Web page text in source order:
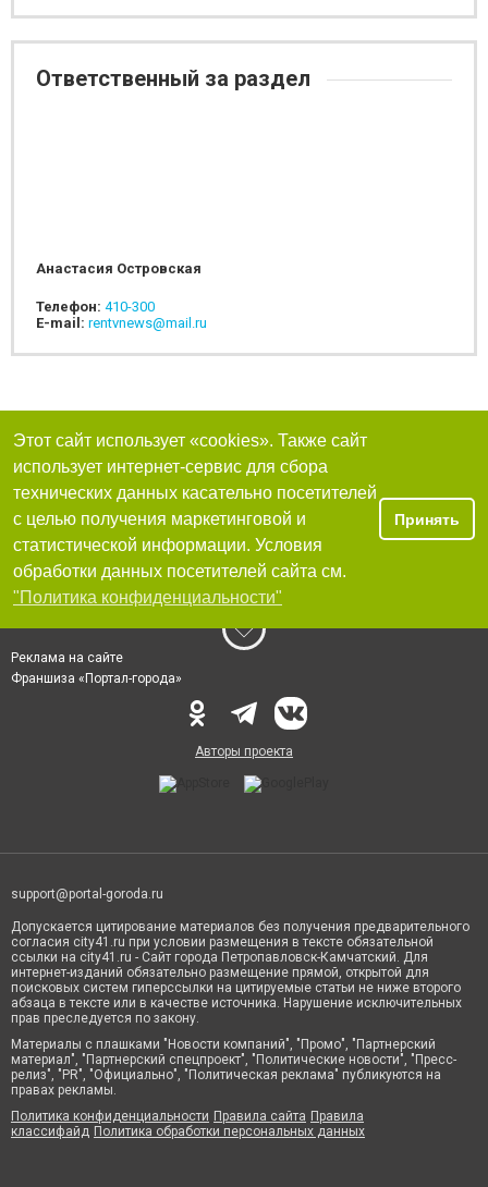
Ответственный за раздел
Анастасия Островская
Телефон: 410-300
E-mail: rentvnews@mail.ru
Этот сайт использует «cookies». Также сайт
использует интернет-сервис для сбора
технических данных касательно посетителей
с целью получения маркетинговой и
статистической информации. Условия
обработки данных посетителей сайта см.
"Политика конфиденциальности"
Принять
Реклама на сайте
Франшиза «Портал-города»
Авторы проекта
support@portal-goroda.ru
Допускается цитирование материалов без получения предварительного
согласия city41.ru при условии размещения в тексте обязательной
ссылки на city41.ru - Сайт города Петропавловск-Камчатский. Для
интернет-изданий обязательно размещение прямой, открытой для
поисковых систем гиперссылки на цитируемые статьи не ниже второго
абзаца в тексте или в качестве источника. Нарушение исключительных
прав преследуется по закону.
Материалы с плашками "Новости компаний", "Промо", "Партнерский
материал", "Партнерский спецпроект", "Политические новости", "Пресс-
релиз", "PR", "Официально", "Политическая реклама" публикуются на
правах рекламы.
Политика конфиденциальности Правила сайта Правила
классифайд Политика обработки персональных данных